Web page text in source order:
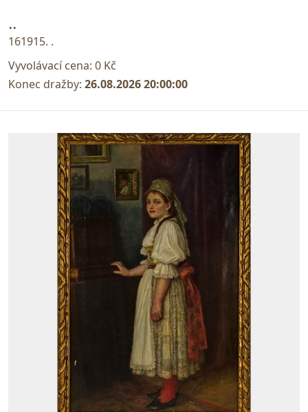
..
161915. .
Vyvolávací cena: 0 Kč
Konec dražby: 26.08.2026 20:00:00